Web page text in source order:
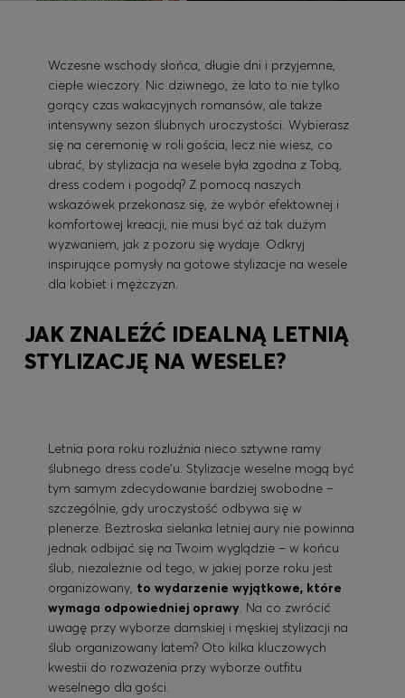
Wczesne wschody słońca, długie dni i przyjemne,
ciepłe wieczory. Nic dziwnego, że lato to nie tylko
gorący czas wakacyjnych romansów, ale także
intensywny sezon ślubnych uroczystości. Wybierasz
się na ceremonię w roli gościa, lecz nie wiesz, co
ubrać, by stylizacja na wesele była zgodna z Tobą,
dress codem i pogodą? Z pomocą naszych
wskazówek przekonasz się, że wybór efektownej i
komfortowej kreacji, nie musi być aż tak dużym
wyzwaniem, jak z pozoru się wydaje. Odkryj
inspirujące pomysły na gotowe stylizacje na wesele
dla kobiet i mężczyzn.
JAK ZNALEŹĆ IDEALNĄ LETNIĄ
STYLIZACJĘ NA WESELE?
Letnia pora roku rozluźnia nieco sztywne ramy
ślubnego dress code’u. Stylizacje weselne mogą być
tym samym zdecydowanie bardziej swobodne –
szczególnie, gdy uroczystość odbywa się w
plenerze. Beztroska sielanka letniej aury nie powinna
jednak odbijać się na Twoim wyglądzie – w końcu
ślub, niezależnie od tego, w jakiej porze roku jest
organizowany, to wydarzenie wyjątkowe, które
wymaga odpowiedniej oprawy. Na co zwrócić
uwagę przy wyborze damskiej i męskiej stylizacji na
ślub organizowany latem? Oto kilka kluczowych
kwestii do rozważenia przy wyborze outfitu
weselnego dla gości.